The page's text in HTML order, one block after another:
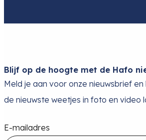
Blijf op de hoogte met de Hafo
Meld je aan voor onze nieuwsbrief
de nieuwste weetjes in foto en video
E-mailadres